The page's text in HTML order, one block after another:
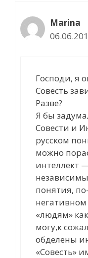
Marina
Господи, я
Совесть
Разве?
Я бы
Совести и
русском
можно
интеллект
понятия,
«людям»
могу,к
обделены
«Совесть»